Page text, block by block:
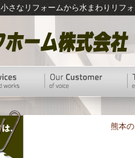
小さなリフォームから水まわりリフ
熊本